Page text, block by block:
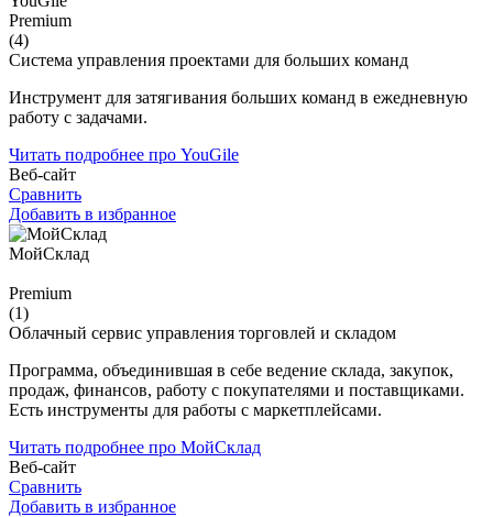
Premium
(4)
Система управления проектами для больших команд
Инструмент для затягивания больших команд в ежедневную
работу с задачами.
Читать подробнее про YouGile
Веб-сайт
Сравнить
Добавить в избранное
МойСклад
Premium
(1)
Облачный сервис управления торговлей и складом
Программа, объединившая в себе ведение склада, закупок,
продаж, финансов, работу с покупателями и поставщиками.
Есть инструменты для работы с маркетплейсами.
Читать подробнее про МойСклад
Веб-сайт
Сравнить
Добавить в избранное